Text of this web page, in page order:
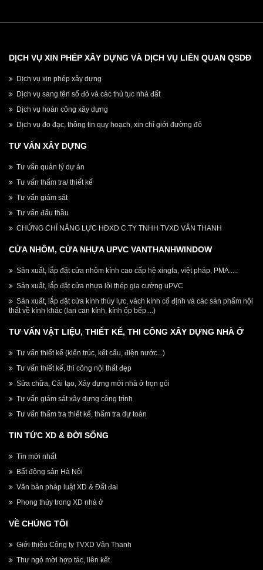
DỊCH VỤ XIN PHÉP XÂY DỰNG VÀ DỊCH VỤ LIÊN QUAN QSDĐ
Dịch vụ xin phép xây dựng
Dịch vụ sang tên sổ đỏ và các thủ tục nhà đất
Dịch vụ hoàn công xây dựng
Dịch vụ đo đạc, thông tin quy hoạch, xin chỉ giới đường đỏ
TƯ VẤN XÂY DỰNG
Tư vấn quản lý dự án
Tư vấn thẩm tra/ thiết kế
Tư vấn giám sát
Tư vấn đấu thầu
CHỨNG CHỈ NĂNG LỰC HĐXD C.TY TNHH TVXD VÂN THANH
CỬA NHÔM, CỬA NHỰA UPVC VANTHANHWINDOW
Sản xuất, lắp đặt cửa nhôm kính cao cấp hệ xingfa, việt pháp, PMA.....
Sản xuất, lắp đặt cửa nhựa lõi thép gia cường uPVC
Sản xuất, lắp đặt cửa kính thủy lực, vách kính cố định và các sản phẩm nội
thất về kính khác (lan can kính, kính ốp bếp....)
TƯ VẤN VẬT LIỆU, THIẾT KẾ, THI CÔNG XÂY DỰNG NHÀ Ở
Tư vấn thiết kế (kiến trúc, kết cấu, điện nước...)
Tư vấn thiết kế, thi công nội thất đẹp
Sửa chữa, Cải tạo, Xây dựng mới nhà ở trọn gói
Tư vấn giám sát xây dựng công trình
Tư vấn thẩm tra thiết kế, thẩm tra dự toán
TIN TỨC XD & ĐỜI SỐNG
Tin mới nhất
Bất động sản Hà Nội
Văn bản pháp luật XD & Đất đai
Phong thủy trong XD nhà ở
VỀ CHÚNG TÔI
Giới thiệu Công ty TVXD Vân Thanh
Thư ngỏ mời hợp tác, liên kết